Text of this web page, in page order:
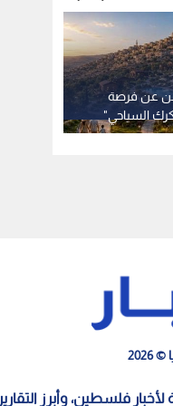
عن فرصة
السياحي"
لأخبار فلسطين، وأبرز